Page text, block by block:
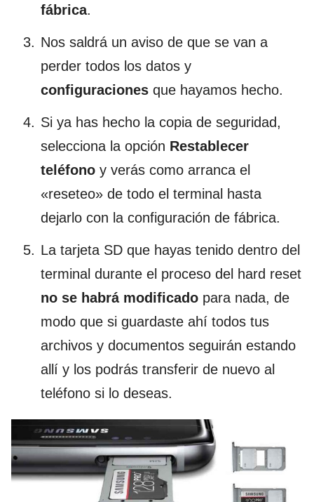
fábrica.
Nos saldrá un aviso de que se van a
perder todos los datos y
configuraciones que hayamos hecho.
Si ya has hecho la copia de seguridad,
selecciona la opción Restablecer
teléfono y verás como arranca el
«reseteo» de todo el terminal hasta
dejarlo con la configuración de fábrica.
La tarjeta SD que hayas tenido dentro del
terminal durante el proceso del hard reset
no se habrá modificado para nada, de
modo que si guardaste ahí todos tus
archivos y documentos seguirán estando
allí y los podrás transferir de nuevo al
teléfono si lo deseas.